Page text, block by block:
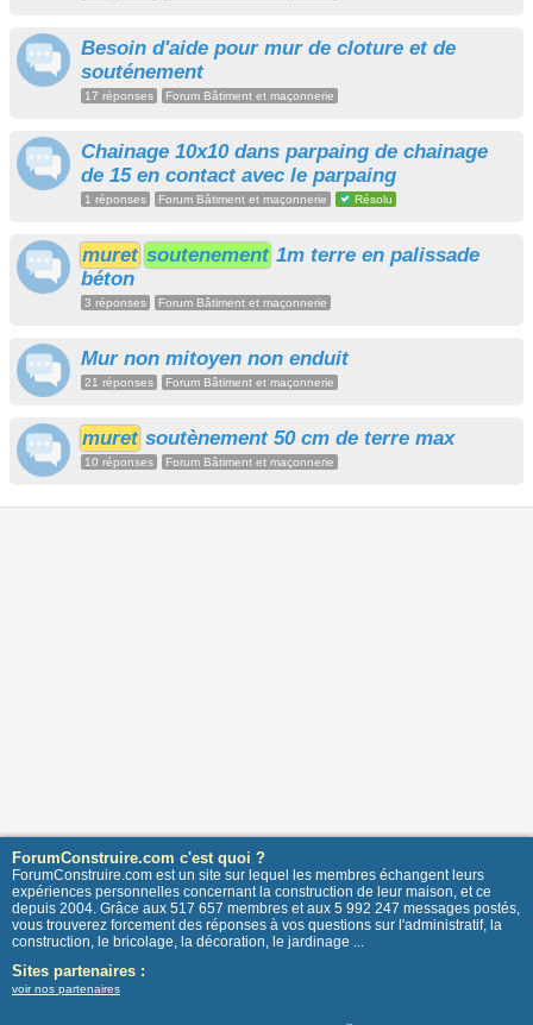
Besoin d'aide pour mur de cloture et de
souténement
17 réponses Forum Bâtiment et maçonnerie
Chainage 10x10 dans parpaing de chainage
de 15 en contact avec le parpaing
1 réponses Forum Bâtiment et maçonnerie Résolu
muret soutenement 1m terre en palissade
béton
3 réponses Forum Bâtiment et maçonnerie
Mur non mitoyen non enduit
21 réponses Forum Bâtiment et maçonnerie
muret soutènement 50 cm de terre max
10 réponses Forum Bâtiment et maçonnerie
ForumConstruire.com c'est quoi ?
ForumConstruire.com est un site sur lequel les membres échangent leurs
expériences personnelles concernant la construction de leur maison, et ce
depuis 2004. Grâce aux 517 657 membres et aux 5 992 247 messages postés,
vous trouverez forcement des réponses à vos questions sur l'administratif, la
construction, le bricolage, la décoration, le jardinage ...
Sites partenaires :
voir nos partenaires